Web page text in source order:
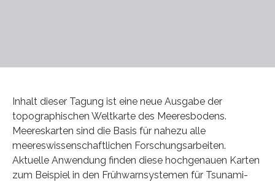
Inhalt dieser Tagung ist eine neue Ausgabe der
topographischen Weltkarte des Meeresbodens.
Meereskarten sind die Basis für nahezu alle
meereswissenschaftlichen Forschungsarbeiten.
Aktuelle Anwendung finden diese hochgenauen Karten
zum Beispiel in den Frühwarnsystemen für Tsunami-